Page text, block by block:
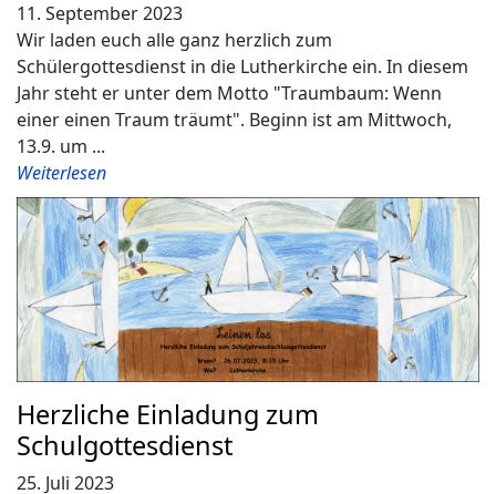
11. September 2023
Wir laden euch alle ganz herzlich zum
Schülergottesdienst in die Lutherkirche ein. In diesem
Jahr steht er unter dem Motto "Traumbaum: Wenn
einer einen Traum träumt". Beginn ist am Mittwoch,
13.9. um ...
Weiterlesen
Herzliche Einladung zum
Schulgottesdienst
25. Juli 2023